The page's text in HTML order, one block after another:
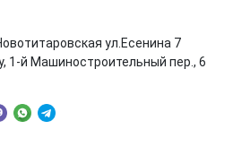
ул.Есенина 7
1-й Машиностроительный пер., 6